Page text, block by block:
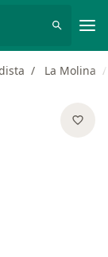
La Molina